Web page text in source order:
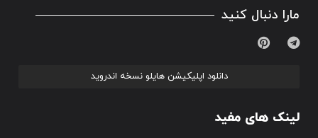
مارا دنبال کنید
دانلود اپلیکیشن هایلو نسخه اندروید
لینک های مفید